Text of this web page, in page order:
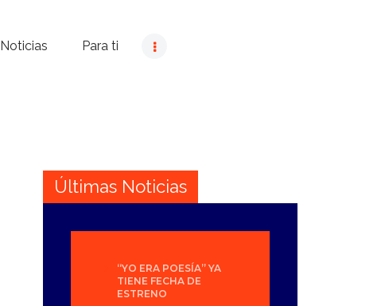
Noticias Para ti
Últimas Noticias
“YO ERA POESÍA” YA
TIENE FECHA DE
ESTRENO